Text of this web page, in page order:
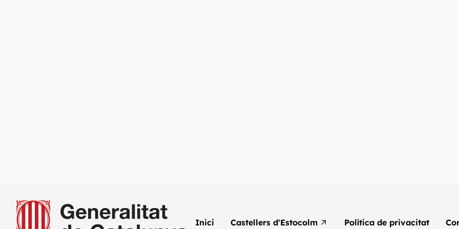
Inici Castellers d'Estocolm Política de privacitat